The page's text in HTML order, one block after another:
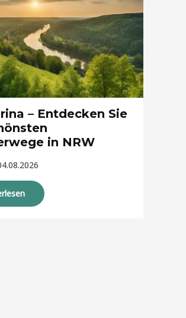
– Entdecken Sie
in NRW